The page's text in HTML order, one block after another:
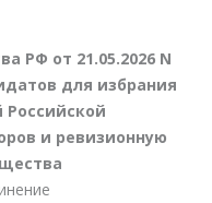
РФ от 21.05.2026 N
для избрания
Российской
и ревизионную